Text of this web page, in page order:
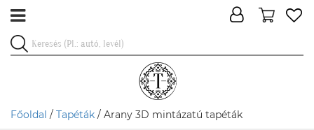
Főoldal / Tapéták / Arany 3D mintázatú tapéták